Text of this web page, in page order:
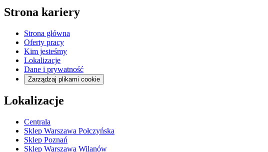
Strona kariery
Strona główna
Oferty pracy
Kim jesteśmy
Lokalizacje
Dane i prywatność
Zarządzaj plikami cookie
Lokalizacje
Centrala
Sklep Warszawa Połczyńska
Sklep Poznań
Sklep Warszawa Wilanów